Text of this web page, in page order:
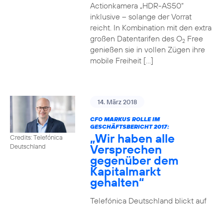
Actionkamera „HDR-AS50“
inklusive – solange der Vorrat
reicht. In Kombination mit den extra
großen Datentarifen des O2Free
genießen sie in vollen Zügen ihre
mobile Freiheit […]
Credits: Telefónica
Deutschland
14. März 2018
CFO MARKUS ROLLE IM
GESCHÄFTSBERICHT 2017:
„Wir haben alle
Versprechen
gegenüber dem
Kapitalmarkt
gehalten“
Telefónica Deutschland blickt auf